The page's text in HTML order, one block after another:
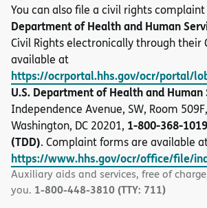
You can also file a civil rights
Department of Health and Human
Civil Rights electronically through their
available at
https://ocrportal.hhs.gov/ocr/portal/
U.S. Department of Health and Human
Independence Avenue, SW, Room
Washington, DC 20201, 1-800-368-
(TDD). Complaint forms are available
https://www.hhs.gov/ocr/office/file/
Auxiliary aids and services, free of
you. 1-800-448-3810 (TTY: 711)